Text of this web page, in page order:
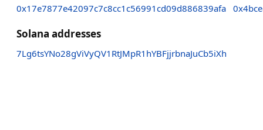
0x17e7877e42097c7c8cc1c56991cd09d886839afa
Solana addresses
7Lg6tsYNo28gViVyQV1RtJMpR1hYBFjjrbnaJuCb5iXh